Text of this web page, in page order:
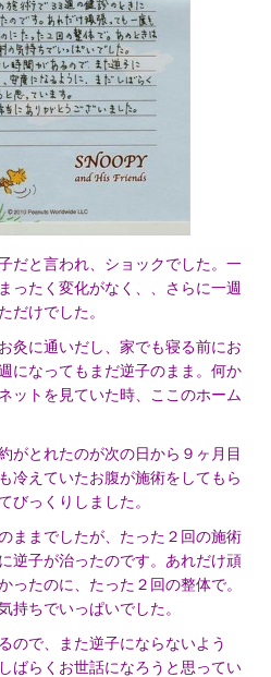
だと言われ、ショックでした。一
ったく変化がなく、、さらに一週
だけでした。
灸に通いだし、家でも寝る前にお
になってもまだ逆子のまま。何か
ットを見ていた時、ここのホーム
がとれたのが次の日から９ヶ月目
冷えていたお腹が施術をしてもら
びっくりしました。
ままでしたが、たった２回の施術
逆子が治ったのです。あれだけ頑
ったのに、たった２回の整体で。
持ちでいっぱいでした。
ので、また逆子にならないよう
ばらくお世話になろうと思ってい